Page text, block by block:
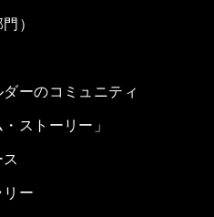
）
ーのコミュニティ
ストーリー」
リー